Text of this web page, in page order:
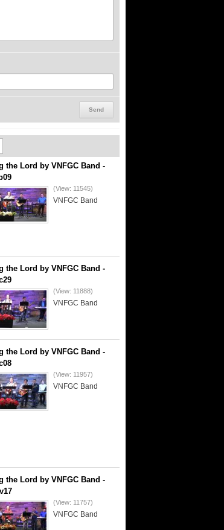
the Lord by VNFGC Band -
(View: 11545)
VNFGC Band
the Lord by VNFGC Band -
(View: 11888)
VNFGC Band
the Lord by VNFGC Band -
(View: 11957)
VNFGC Band
the Lord by VNFGC Band -
(View: 11757)
VNFGC Band